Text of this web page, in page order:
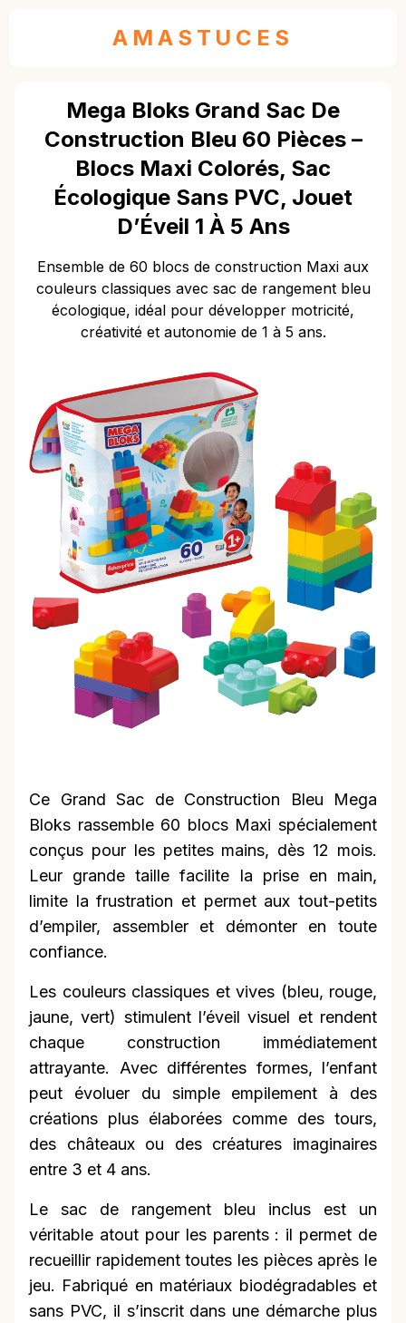
AMASTUCES
Mega Bloks Grand Sac De
Construction Bleu 60 Pièces –
Blocs Maxi Colorés, Sac
Écologique Sans PVC, Jouet
D’Éveil 1 À 5 Ans
Ensemble de 60 blocs de construction Maxi aux
couleurs classiques avec sac de rangement bleu
écologique, idéal pour développer motricité,
créativité et autonomie de 1 à 5 ans.
Ce Grand Sac de Construction Bleu Mega
Bloks rassemble 60 blocs Maxi spécialement
conçus pour les petites mains, dès 12 mois.
Leur grande taille facilite la prise en main,
limite la frustration et permet aux tout-petits
d’empiler, assembler et démonter en toute
confiance.
Les couleurs classiques et vives (bleu, rouge,
jaune, vert) stimulent l’éveil visuel et rendent
chaque construction immédiatement
attrayante. Avec différentes formes, l’enfant
peut évoluer du simple empilement à des
créations plus élaborées comme des tours,
des châteaux ou des créatures imaginaires
entre 3 et 4 ans.
Le sac de rangement bleu inclus est un
véritable atout pour les parents : il permet de
recueillir rapidement toutes les pièces après le
jeu. Fabriqué en matériaux biodégradables et
sans PVC, il s’inscrit dans une démarche plus